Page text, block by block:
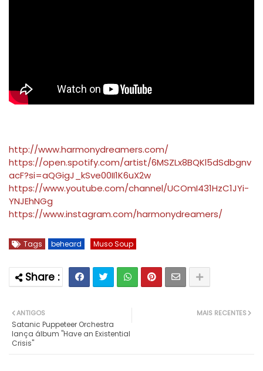
http://www.harmonydreamers.com/
https://open.spotify.com/artist/6MSZLx8BQKl5dSdbgnv
acF?si=aQGigJ_kSve00II1K6uX2w
https://www.youtube.com/channel/UCOmI431HzC1JYi-
YNJEhNGg
https://www.instagram.com/harmonydreamers/
Tags beheard Muso Soup
MAIS RECENTES
ANTIGOS
Satanic Puppeteer Orchestra
lança álbum "Have an Existential
Crisis"